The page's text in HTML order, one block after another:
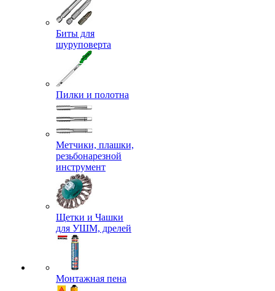
Биты для
шуруповерта
Пилки и полотна
Метчики, плашки,
резьбонарезной
инструмент
Щетки и Чашки
для УШМ, дрелей
Монтажная пена